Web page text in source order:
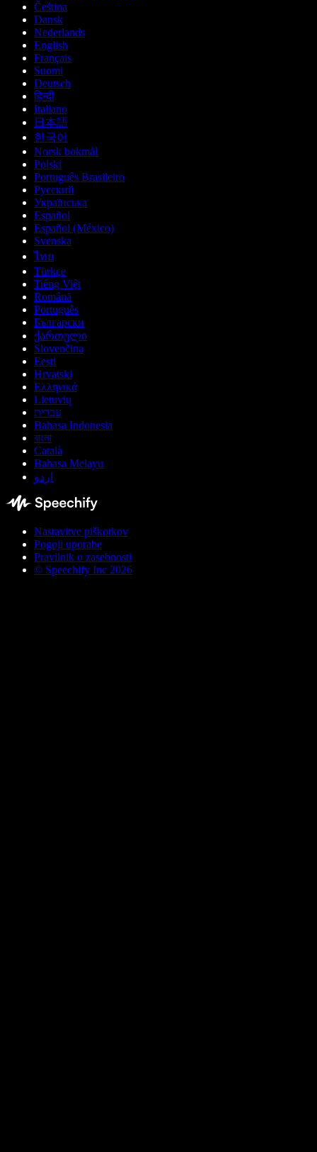
Čeština
Dansk
Nederlands
English
Français
Suomi
Deutsch
हिन्दी
Italiano
日本語
한국어
Norsk bokmål
Polski
Português Brasileiro
Русский
Українська
Español
Español (México)
Svenska
ไทย
Türkçe
Tiếng Việt
Română
Português
Български
ქართული
Slovenčina
Eesti
Hrvatski
Ελληνικά
Lietuvių
עברית
Bahasa Indonesia
বাংলা
Català
Bahasa Melayu
اردو
Nastavitve piškotkov
Pogoji uporabe
Pravilnik o zasebnosti
© Speechify Inc 2026